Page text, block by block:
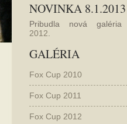
NOVINKA 8.1.2013
Pribudla nová galéria
2012
GALÉRIA
Fox Cup 2010
Fox Cup 2011
Fox Cup 2012